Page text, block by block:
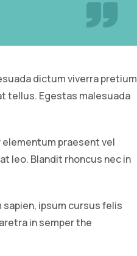
dictum viverra pretium
tellus. Egestas malesuada
praesent vel
leo. Blandit rhoncus nec in
ipsum cursus felis
in semper the